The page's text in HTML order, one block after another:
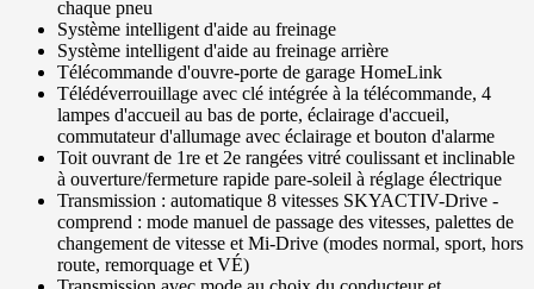
chaque pneu
Système intelligent d'aide au freinage
Système intelligent d'aide au freinage arrière
Télécommande d'ouvre-porte de garage HomeLink
Télédéverrouillage avec clé intégrée à la télécommande, 4
lampes d'accueil au bas de porte, éclairage d'accueil,
commutateur d'allumage avec éclairage et bouton d'alarme
Toit ouvrant de 1re et 2e rangées vitré coulissant et inclinable
à ouverture/fermeture rapide pare-soleil à réglage électrique
Transmission : automatique 8 vitesses SKYACTIV-Drive -
comprend : mode manuel de passage des vitesses, palettes de
changement de vitesse et Mi-Drive (modes normal, sport, hors
route, remorquage et VÉ)